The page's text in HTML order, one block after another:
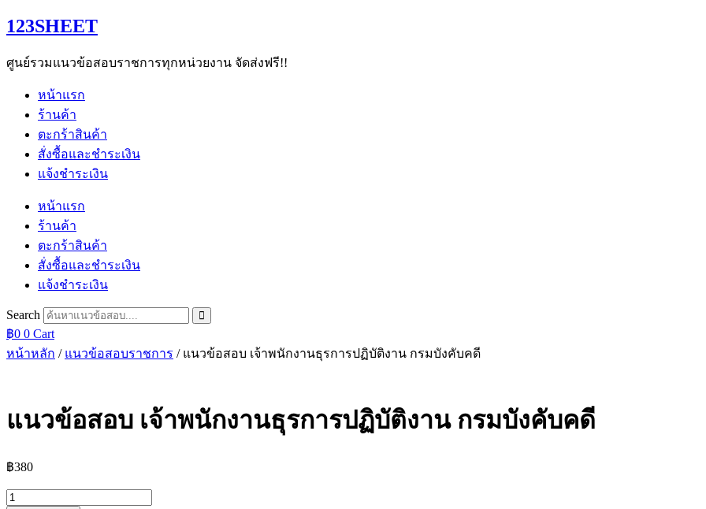
Skip
to
123SHEET
ศูนย์รวมแนวข้อสอบราชการทุกหน่วยงาน จัดส่งฟรี!!
หน้าแรก
ร้านค้า
ตะกร้าสินค้า
สั่งซื้อและชำระเงิน
แจ้งชำระเงิน
หน้าแรก
ร้านค้า
ตะกร้าสินค้า
สั่งซื้อและชำระเงิน
แจ้งชำระเงิน
Search
฿0 0 Cart
หน้าหลัก / แนวข้อสอบราชการ / แนวข้อสอบ เจ้าพนักงานธุรการปฏิบัติงาน กรมบังคับคดี
แนวข้อสอบ เจ้าพนักงานธุรการปฏิบัติงาน กรมบังคับคดี
฿380
จำนวน